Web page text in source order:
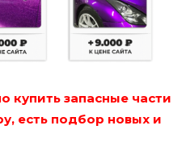
купить запасные части
есть подбор новых и